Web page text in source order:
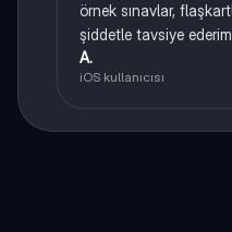
örnek sınavlar,
şiddetle tavsiye
A.
iOS kullanıcısı